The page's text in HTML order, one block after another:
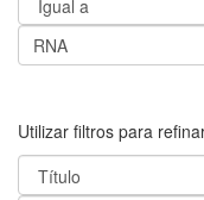
Utilizar filtros para